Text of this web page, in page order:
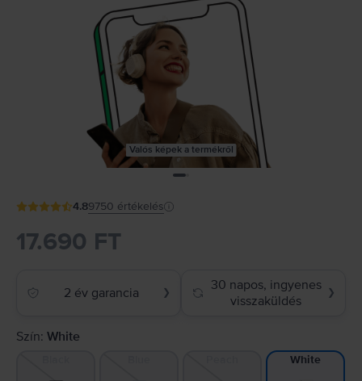
Valós képek a termékről
4.89750 értékelés
17.690 FT
2 év garancia ❯
30 napos, ingyenes
visszaküldés
❯
Szín: White
White